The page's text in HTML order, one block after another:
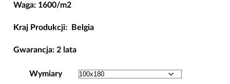
Waga: 1600/m2
Kraj Produkcji: Belgia
Gwarancja: 2 lata
Wymiary